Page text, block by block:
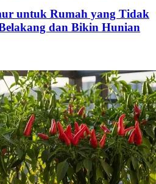
untuk Rumah yang Tidak
dan Bikin Hunian